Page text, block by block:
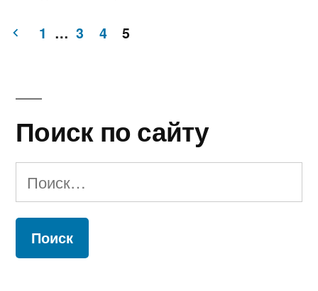
записей
1 … 3 4 5
Поиск по сайту
Найти: